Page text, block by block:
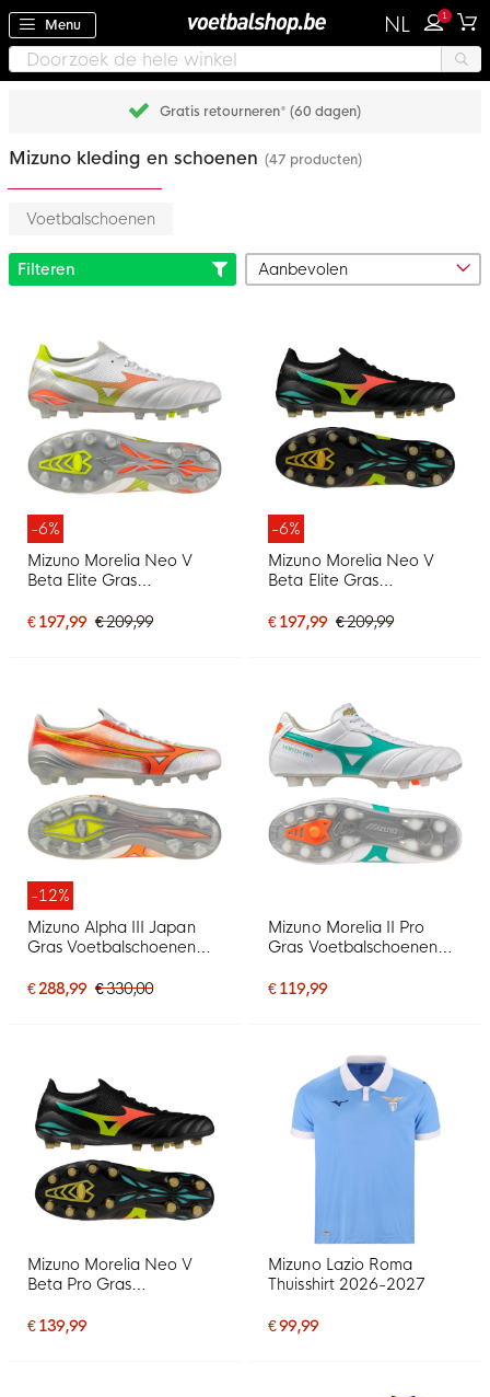
Menu NL 1
Gratis retourneren* (60 dagen)
Mizuno kleding en schoenen (47 producten)
Voetbalschoenen
Filteren
-6%
Mizuno Morelia Neo V
Beta Elite Gras
Wit Oranje Limoen
€ 197,99 € 209,99
-6%
Mizuno Morelia Neo V
Beta Elite Gras
Zwart Lava Oranje
€ 197,99 € 209,99
-12%
Mizuno Alpha III Japan
Gras Voetbalschoenen
€ 288,99 € 330,00
Mizuno Morelia II Pro
Gras Voetbalschoenen
€ 119,99
Mizuno Morelia Neo V
Beta Pro Gras
Zwart Lava Oranje
€ 139,99
Mizuno Lazio Roma
Thuisshirt 2026-2027
€ 99,99